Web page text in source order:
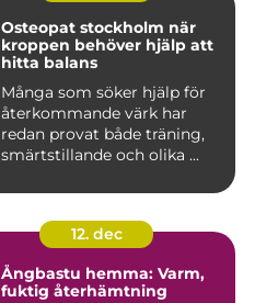
Osteopat stockholm när
kroppen behöver hjälp att
hitta balans
Många som söker hjälp för
återkommande värk har
redan provat både träning,
smärtstillande och olika ...
12. dec
Ångbastu hemma: Varm,
fuktig återhämtning